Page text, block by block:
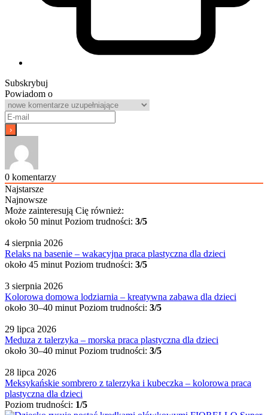
Subskrybuj
Powiadom o
0 komentarzy
Najstarsze
Najnowsze
Może zainteresują Cię również:
około 50 minut Poziom trudności: 3/5
4 sierpnia 2026
Relaks na basenie – wakacyjna praca plastyczna dla dzieci
około 45 minut Poziom trudności: 3/5
3 sierpnia 2026
Kolorowa domowa lodziarnia – kreatywna zabawa dla dzieci
około 30–40 minut Poziom trudności: 3/5
29 lipca 2026
Meduza z talerzyka – morska praca plastyczna dla dzieci
około 30–40 minut Poziom trudności: 3/5
28 lipca 2026
Meksykańskie sombrero z talerzyka i kubeczka – kolorowa praca
plastyczna dla dzieci
Poziom trudności: 1/5